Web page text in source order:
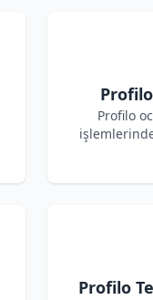
Profilo
Profilo